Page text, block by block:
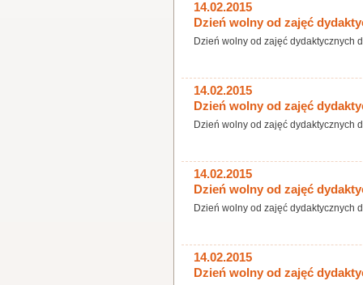
14.02.2015
Dzień wolny od zajęć
Dzień wolny od zajęć dydaktycznych
14.02.2015
Dzień wolny od zajęć
Dzień wolny od zajęć dydaktycznych
14.02.2015
Dzień wolny od zajęć
Dzień wolny od zajęć dydaktycznych
14.02.2015
Dzień wolny od zajęć